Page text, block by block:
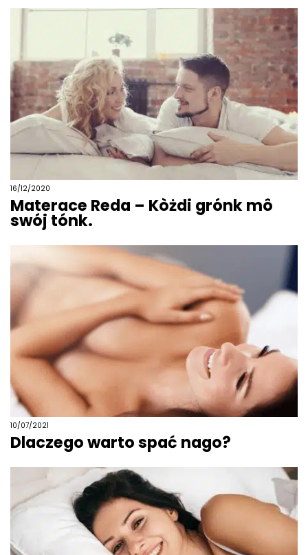
16/12/2020
Materace Reda – Kòżdi grónk mô
swój tónk.
10/07/2021
Dlaczego warto spać nago?